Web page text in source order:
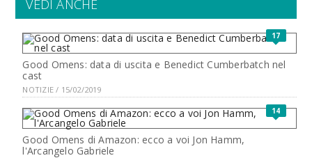
VEDI ANCHE
17
Good Omens: data di uscita e Benedict Cumberbatch nel
cast
NOTIZIE / 15/02/2019
14
Good Omens di Amazon: ecco a voi Jon Hamm,
l'Arcangelo Gabriele